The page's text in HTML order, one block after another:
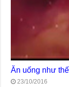
Ăn uống như
23/10/2016